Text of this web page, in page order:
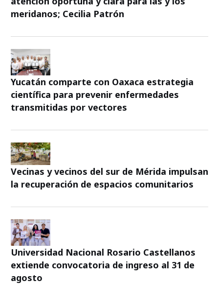
meridanos; Cecilia Patrón
Yucatán comparte con Oaxaca estrategia
científica para prevenir enfermedades
transmitidas por vectores
Vecinas y vecinos del sur de Mérida impulsan
la recuperación de espacios comunitarios
Universidad Nacional Rosario Castellanos
extiende convocatoria de ingreso al 31 de
agosto